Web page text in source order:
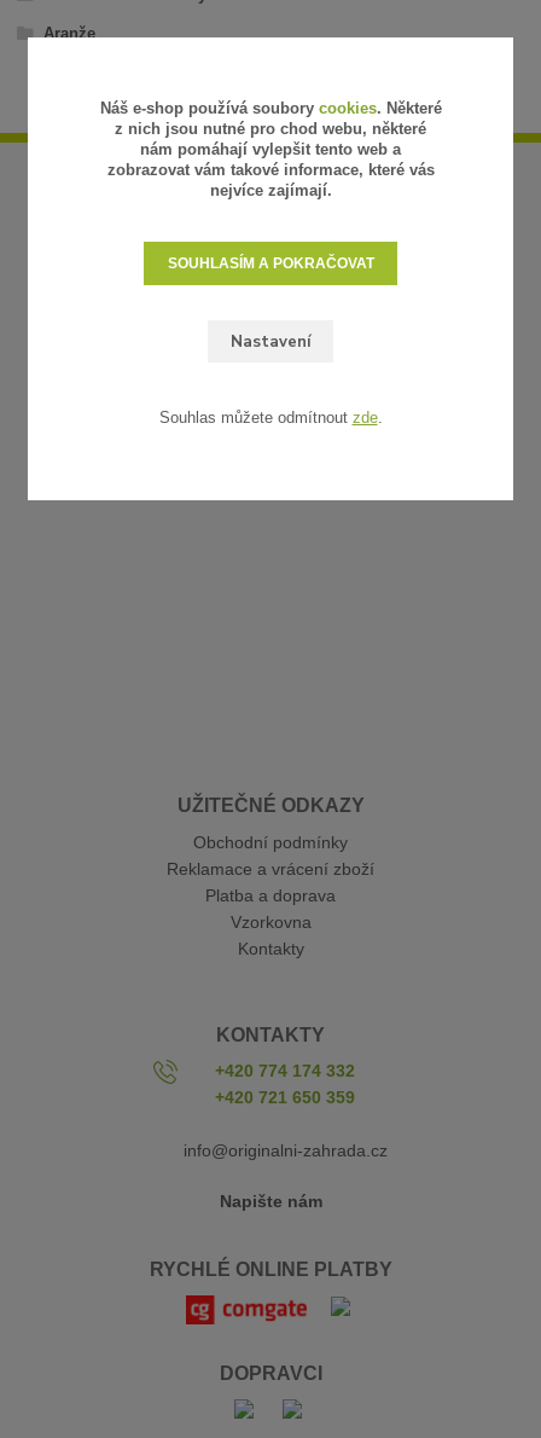
Aranže
UŽITEČNÉ ODKAZY
Obchodní podmínky
Reklamace a vrácení zboží
Platba a doprava
Vzorkovna
Kontakty
KONTAKTY
+420 774 174 332
+420 721 650 359
info@originalni-zahrada.cz
Napište nám
RYCHLÉ ONLINE PLATBY
DOPRAVCI
Náš e-shop používá soubory cookies. Některé
z nich jsou nutné pro chod webu, některé
nám pomáhají vylepšit tento web a
zobrazovat vám takové informace, které vás
nejvíce zajímají.
Nastavení
SOUHLASÍM A POKRAČOVAT
Souhlas můžete odmítnout zde.